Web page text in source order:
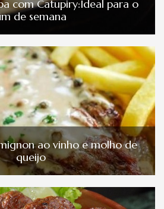
com Catupiry:Ideal para o
de semana
ao vinho e molho de
queijo